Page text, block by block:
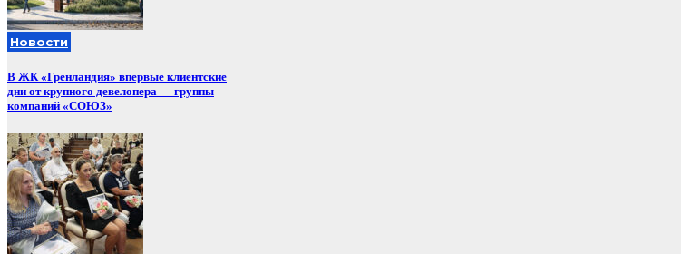
Новости
В ЖК «Гренландия» впервые клиентские
дни от крупного девелопера — группы
компаний «СОЮЗ»